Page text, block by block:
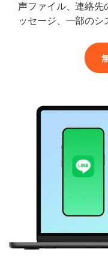
声ファイル、連絡先
ッセージ、一部のシ